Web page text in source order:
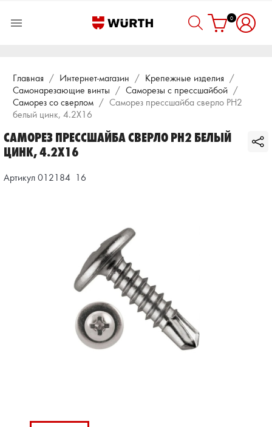
 0
Главная Интернет-магазин
Крепежные изделия
Самонарезающие винты
Саморезы с прессшайбой
Саморез со сверлом
Саморез прессшайба сверло PH2
белый цинк, 4.2X16
САМОРЕЗ ПРЕССШАЙБА СВЕРЛО PH2 БЕЛЫЙ
ЦИНК, 4.2X16
Артикул 012184  16